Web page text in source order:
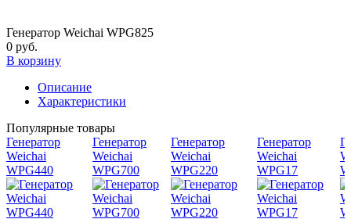
Генератор Weichai WPG825
0 руб.
В корзину
Описание
Характеристики
Популярные товары
Генератор
Weichai
WPG440
Генератор
Weichai
WPG700
Генератор
Weichai
WPG220
Генератор
Weichai
WPG17